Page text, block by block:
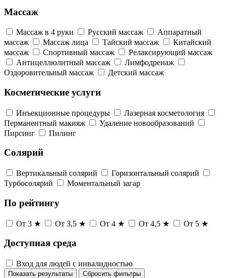
Массаж
Массаж в 4 руки Русский массаж
Аппаратный
массаж
Массаж лица Тайский массаж
Китайский
массаж
Спортивный массаж
Релаксирующий массаж
Антицеллюлитный массаж
Лимфодренаж
Оздоровительный массаж
Детский массаж
Косметические услуги
Инъекционные процедуры
Лазерная косметология
Перманентный макияж
Удаление новообразований
Пирсинг
Пилинг
Солярий
Вертикальный солярий
Горизонтальный солярий
Турбосолярий
Моментальный загар
По рейтингу
От 3 ★ От 3,5 ★ От 4 ★ От 4,5 ★ От 5 ★
Доступная среда
Вход для людей с инвалидностью
Показать результаты Сбросить фильтры